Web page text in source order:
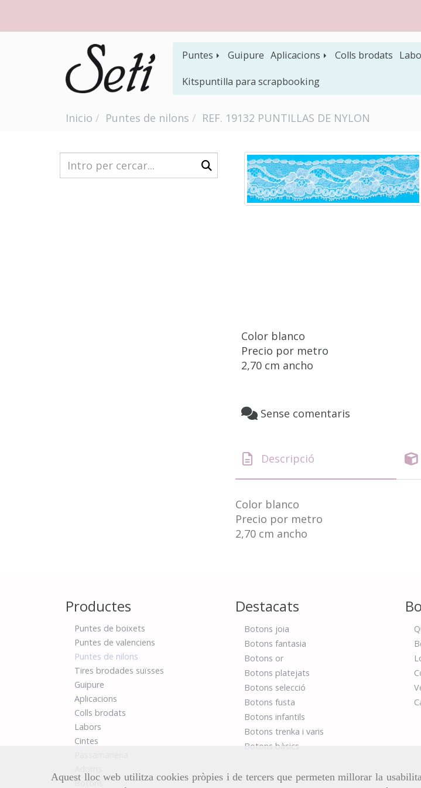
Aquest lloc web utilitza cookies pròpies i de tercers que permeten millorar la
Puntes Guipure Aplicacions Colls brodats
Kitspuntilla para scrapbooking
Inicio Puntes de nilons REF. 19132 PUNTILLAS DE NYLON
Color blanco
Precio por metro
2,70 cm ancho
Sense comentaris
Descripció
Color blanco
Precio por metro
2,70 cm ancho
Productes
Puntes de boixets
Puntes de valenciens
Puntes de nilons
Tires brodades suïsses
Guipure
Aplicacions
Colls brodats
Labors
Cintes
Botons
Destacats
Botons joia
Botons fantasia
Botons or
Botons platejats
Botons selecció
Botons fusta
Botons infantils
Botons trenka i varis
Botons bàsics